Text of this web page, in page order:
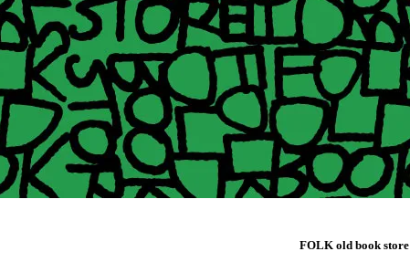
FOLK old book store